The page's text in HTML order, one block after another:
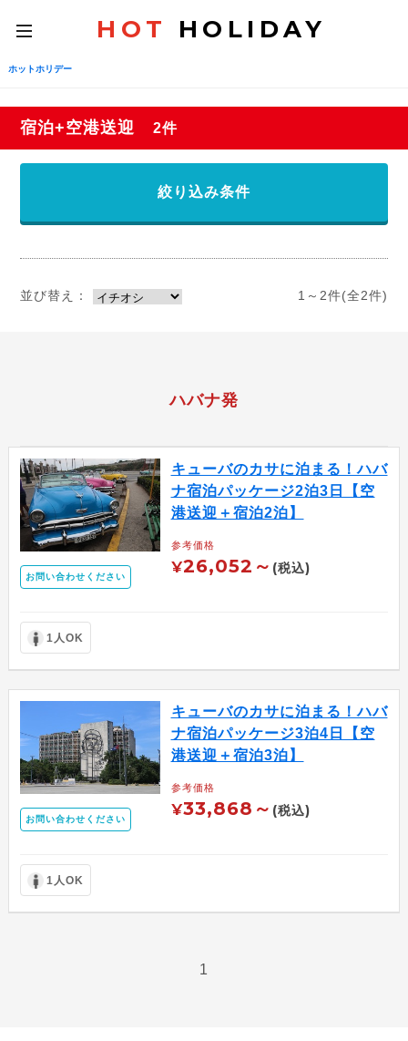
toggle
navigation
HOT HOLIDAY
ホットホリデー
宿泊+空港送迎 2件
絞り込み条件
並び替え： 1～2件(全2件)
ハバナ発
お問い合わせください
キューバのカサに泊まる！ハバ
ナ宿泊パッケージ2泊3日【空
港送迎＋宿泊2泊】
参考価格
¥26,052～ (税込)
1人OK
お問い合わせください
キューバのカサに泊まる！ハバ
ナ宿泊パッケージ3泊4日【空
港送迎＋宿泊3泊】
参考価格
¥33,868～ (税込)
1人OK
1